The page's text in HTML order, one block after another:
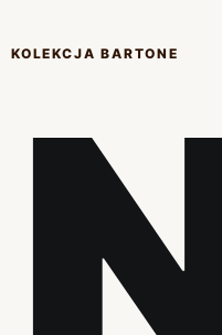
KOLEKCJA BARTONE